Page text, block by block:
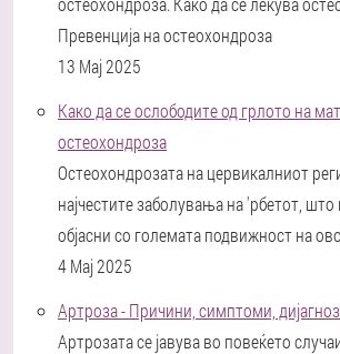
Превенција на остеохондроза
13 Мај 2025
Како да се ослободите од грлото на
остеохондроза
Остеохондрозата на цервикалниот
најчестите заболувања на 'рбетот,
објасни со големата подвижност на
4 Мај 2025
Артроза - Причини, симптоми,
Артрозата се јавува во повеќето